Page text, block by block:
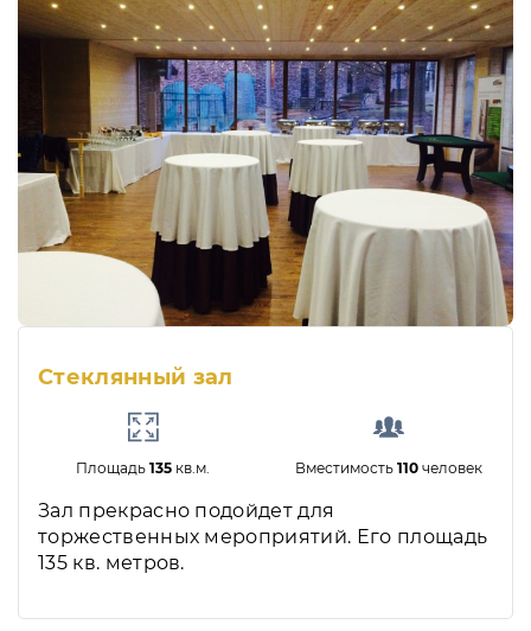
Стеклянный зал
Площадь135 кв.м. Вместимость110 человек
Зал прекрасно подойдет для
торжественных мероприятий. Его площадь
135 кв. метров.